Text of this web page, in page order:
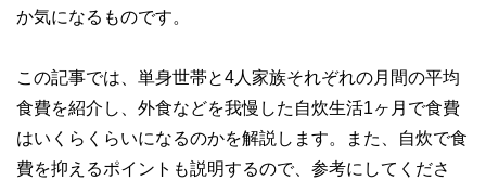
か気になるものです。
この記事では、単身世帯と4人家族それぞれの月間の平均
食費を紹介し、外食などを我慢した自炊生活1ヶ月で食費
はいくらくらいになるのかを解説します。また、自炊で食
費を抑えるポイントも説明するので、参考にしてくださ